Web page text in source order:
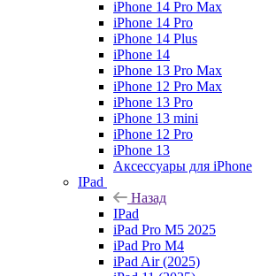
iPhone 14 Pro Max
iPhone 14 Pro
iPhone 14 Plus
iPhone 14
iPhone 13 Pro Max
iPhone 12 Pro Max
iPhone 13 Pro
iPhone 13 mini
iPhone 12 Pro
iPhone 13
Аксессуары для iPhone
IPad
Назад
IPad
iPad Pro M5 2025
iPad Pro M4
iPad Air (2025)